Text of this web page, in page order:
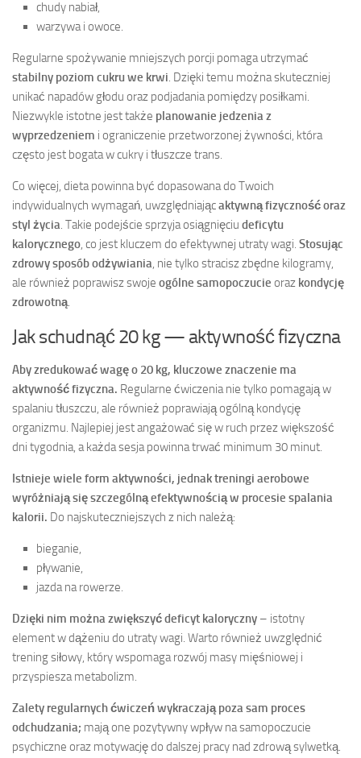
chudy nabiał,
warzywa i owoce.
Regularne spożywanie mniejszych porcji pomaga utrzymać
stabilny poziom cukru we krwi. Dzięki temu można skuteczniej
unikać napadów głodu oraz podjadania pomiędzy posiłkami.
Niezwykle istotne jest także planowanie jedzenia z
wyprzedzeniem i ograniczenie przetworzonej żywności, która
często jest bogata w cukry i tłuszcze trans.
Co więcej, dieta powinna być dopasowana do Twoich
indywidualnych wymagań, uwzględniającaktywną fizyczność oraz
styl życia. Takie podejście sprzyja osiągnięciu deficytu
kalorycznego, co jest kluczem do efektywnej utraty wagi. Stosując
zdrowy sposób odżywiania, nie tylko stracisz zbędne kilogramy,
ale również poprawisz swoje ogólne samopoczucie oraz kondycję
zdrowotną.
Jak schudnąć 20 kg — aktywność fizyczna
Aby zredukować wagę o 20 kg, kluczowe znaczenie ma
aktywność fizyczna. Regularne ćwiczenia nie tylko pomagają w
spalaniu tłuszczu, ale również poprawiają ogólną kondycję
organizmu. Najlepiej jest angażować się w ruch przez większość
dni tygodnia, a każda sesja powinna trwać minimum 30 minut.
Istnieje wiele form aktywności, jednak treningi aerobowe
wyróżniają się szczególną efektywnością w procesie spalania
kalorii. Do najskuteczniejszych z nich należą:
bieganie,
pływanie,
jazda na rowerze.
Dzięki nim można zwiększyć deficyt kaloryczny – istotny
element w dążeniu do utraty wagi. Warto również uwzględnić
trening siłowy, który wspomaga rozwój masy mięśniowej i
przyspiesza metabolizm.
Zalety regularnych ćwiczeń wykraczają poza sam proces
odchudzania; mają one pozytywny wpływ na samopoczucie
psychiczne oraz motywację do dalszej pracy nad zdrową sylwetką.